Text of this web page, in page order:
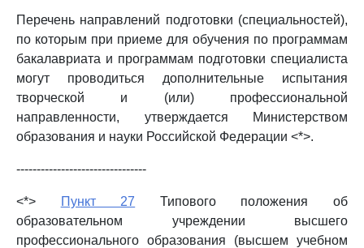
Перечень направлений подготовки (специальностей),
по которым при приеме для обучения по программам
бакалавриата и программам подготовки специалиста
могут проводиться дополнительные испытания
творческой и (или) профессиональной
направленности, утверждается Министерством
образования и науки Российской Федерации <*>.
--------------------------------
<*> Пункт 27 Типового положения об
образовательном учреждении высшего
профессионального образования (высшем учебном